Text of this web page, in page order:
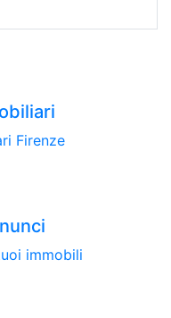
Firenze
immobili